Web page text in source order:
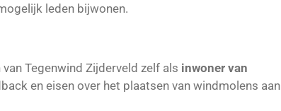
leden bijwonen.
Tegenwind Zijderveld zelf als inwoner van
en eisen over het plaatsen van windmolens aan